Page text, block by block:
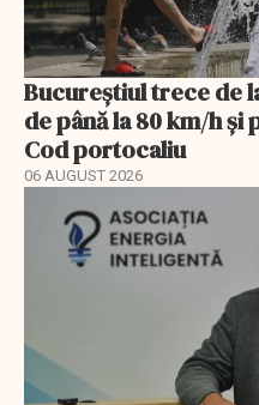
Bucureștiul trece de
de până la 80 km/h
Cod portocaliu
06 AUGUST 2026